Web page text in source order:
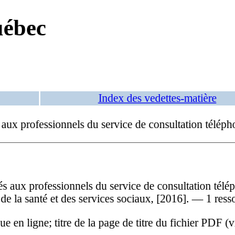
Index des vedettes-matière
professionnels du service de consultation
aux professionnels du service de consultation
la santé et des services sociaux, [2016]. — 1
en ligne; titre de la page de titre du fichier PDF